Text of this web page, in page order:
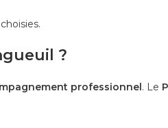
?
professionnel. Le